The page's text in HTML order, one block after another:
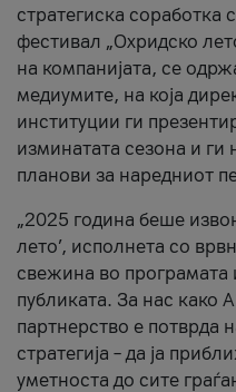
стратегиска соработка
фестивал „Охридско
на компанијата, се
медиумите, на која
институции ги
изминатата сезона и ги
планови за наредниот
„2025 година беше
лето’, исполнета со
свежина во програмата
публиката. За нас како
партнерство е потврда
стратегија – да ја
уметноста до сите